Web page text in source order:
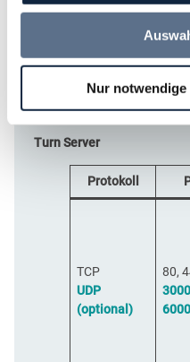
Nur
TCP 80,
Turn Server
Protokoll
TCP
UDP
(optional)
80,